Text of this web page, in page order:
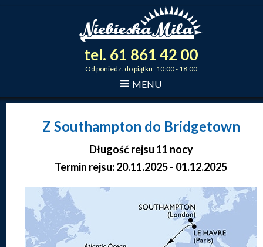
tel. 61 861 42 00
Od poniedz. do piątku 10:00 - 18:00
MENU
Z Southampton do Bridgetown
Długość rejsu 11 nocy
Termin rejsu: 20.11.2025 - 01.12.2025